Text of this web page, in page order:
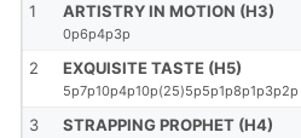
1
ARTISTRY IN MOTION (H3)
0p6p4p3p
2 EXQUISITE TASTE (H5)
5p7p10p4p10p(25)5p5p1p8p1p3p2p
3 STRAPPING PROPHET (H4)